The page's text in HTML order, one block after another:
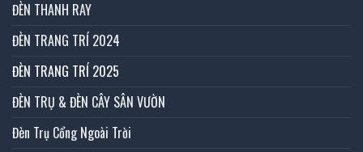
ĐÈN THANH RAY
ĐÈN TRANG TRÍ 2024
ĐÈN TRANG TRÍ 2025
ĐÈN TRỤ & ĐÈN CÂY SÂN VƯỜN
Đèn Trụ Cổng Ngoài Trời